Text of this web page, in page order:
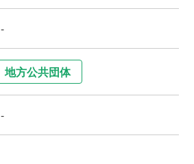
-
地方公共団体
-